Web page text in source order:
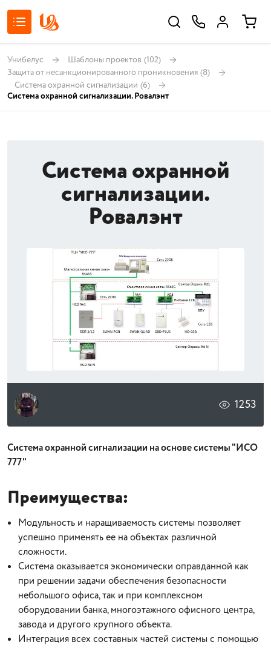
Унибелус Шаблоны проектов (102)
Защита от несанкционированного проникновения (8)
Система охранной сигнализации (6)
Система охранной сигнализации. Ровалэнт
Система охранной
сигнализации.
Ровалэнт
1253
Система охранной сигнализации на основе системы "ИСО
777"
Преимущества:
Модульность и наращиваемость системы позволяет
успешно применять ее на объектах различной
сложности.
Система оказывается экономически оправданной как
при решении задачи обеспечения безопасности
небольшого офиса, так и при комплексном
оборудовании банка, многоэтажного офисного центра,
завода и другого крупного объекта.
Интеграция всех составных частей системы с помощью